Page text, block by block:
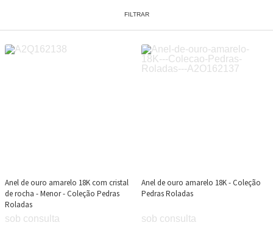
FILTRAR
Anel de ouro amarelo 18K com cristal
de rocha - Menor - Coleção Pedras
Roladas
sob consulta
Anel de ouro amarelo 18K - Coleção
Pedras Roladas
sob consulta